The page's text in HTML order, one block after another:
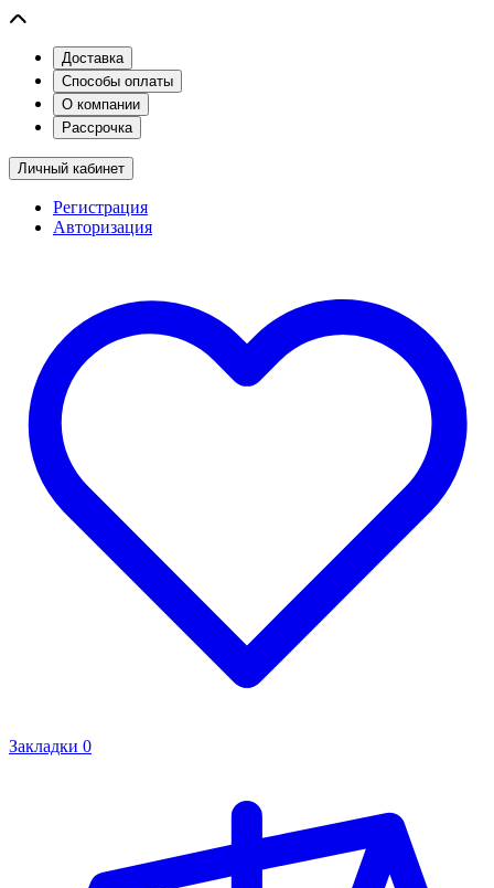
Доставка
Способы оплаты
О компании
Рассрочка
Личный кабинет
Регистрация
Авторизация
Закладки 0